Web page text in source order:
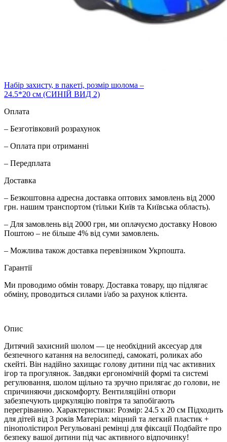
Набiр захисту, в пакеті, розмір шолома –
24.5*20 см (СИНІЙ ВИД 2)
Оплата
– Безготівковий розрахунок
– Оплата при отриманні
– Передплата
Доставка
– Безкоштовна адресна доставка оптових замовлень від 2000
грн. нашим транспортом (тільки Київ та Київська область).
– Для замовлень від 2000 грн, ми оплачуємо доставку Новою
Поштою – не більше 4% від суми замовлень.
– Можлива також доставка перевізником Укрпошта.
Гарантії
Ми проводимо обмін товару. Доставка товару, що підлягає
обміну, проводиться силами і/або за рахунок клієнта.
Опис
Дитячий захисний шолом — це необхідний аксесуар для
безпечного катання на велосипеді, самокаті, роликах або
скейті. Він надійно захищає голову дитини під час активних
ігор та прогулянок. Завдяки ергономічній формі та системі
регулювання, шолом щільно та зручно прилягає до голови, не
спричиняючи дискомфорту. Вентиляційні отвори
забезпечують циркуляцію повітря та запобігають
перегріванню. Характеристики: Розмір: 24.5 х 20 см Підходить
для дітей від 3 років Матеріал: міцний та легкий пластик +
пінополістирол Регульовані ремінці для фіксації Подбайте про
безпеку вашої дитини під час активного відпочинку!